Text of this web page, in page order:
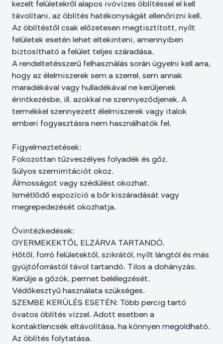
kezelt felületekről alapos ivóvizes öblítéssel el kell
távolítani, az öblítés hatékonyságát ellenőrizni kell.
Az öblítéstől csak előzetesen megtisztított, nyílt
felületek esetén lehet eltekinteni, amennyiben
biztosítható a felület teljes száradása.
A rendeltetésszerű felhasználás során ügyelni kell arra,
hogy az élelmiszerek sem a szerrel, sem annak
maradékával vagy hulladékával ne kerüljenek
érintkezésbe, ill. azokkal ne szennyeződjenek. A
termékkel szennyezett élelmiszerek vagy italok
emberi fogyasztásra nem használhatók fel.
Figyelmeztetések:
Fokozottan tűzveszélyes folyadék és gőz.
Súlyos szemirritációt okoz.
Álmosságot vagy szédülést okozhat.
Ismétlődő expozíció a bőr kiszáradását vagy
megrepedezését okozhatja.
Óvintézkedések:
GYERMEKEKTŐL ELZÁRVA TARTANDÓ.
Hőtől, forró felületektől, szikrától, nyílt lángtól és más
gyújtóforrástól távol tartandó. Tilos a dohányzás.
Kerülje a gőzök, permet belélegzését.
Védőkesztyű használata szükséges.
SZEMBE KERÜLÉS ESETÉN: Több percig tartó
óvatos öblítés vízzel. Adott esetben a
kontaktlencsék eltávolítása, ha könnyen megoldható.
Az öblítés folytatása.